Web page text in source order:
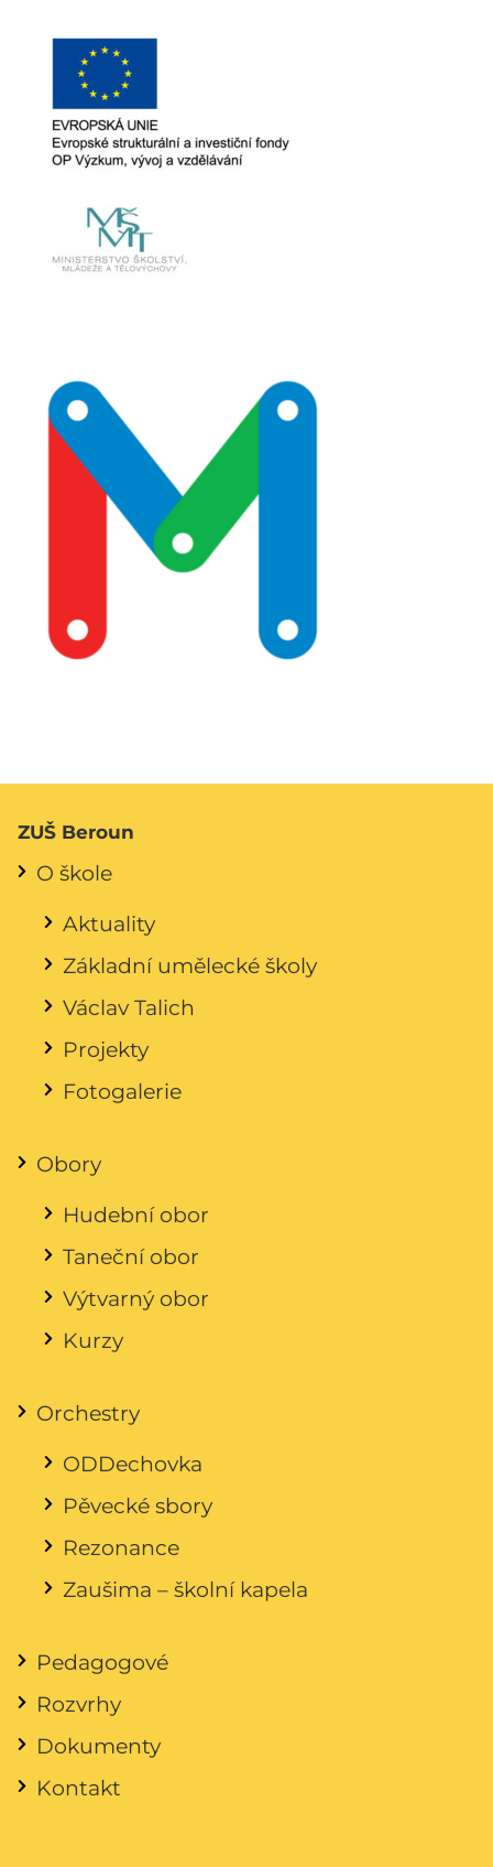
ZUŠ Beroun
O škole
Aktuality
Základní umělecké školy
Václav Talich
Projekty
Fotogalerie
Obory
Hudební obor
Taneční obor
Výtvarný obor
Kurzy
Orchestry
ODDechovka
Pěvecké sbory
Rezonance
Zaušima – školní kapela
Pedagogové
Rozvrhy
Dokumenty
Kontakt